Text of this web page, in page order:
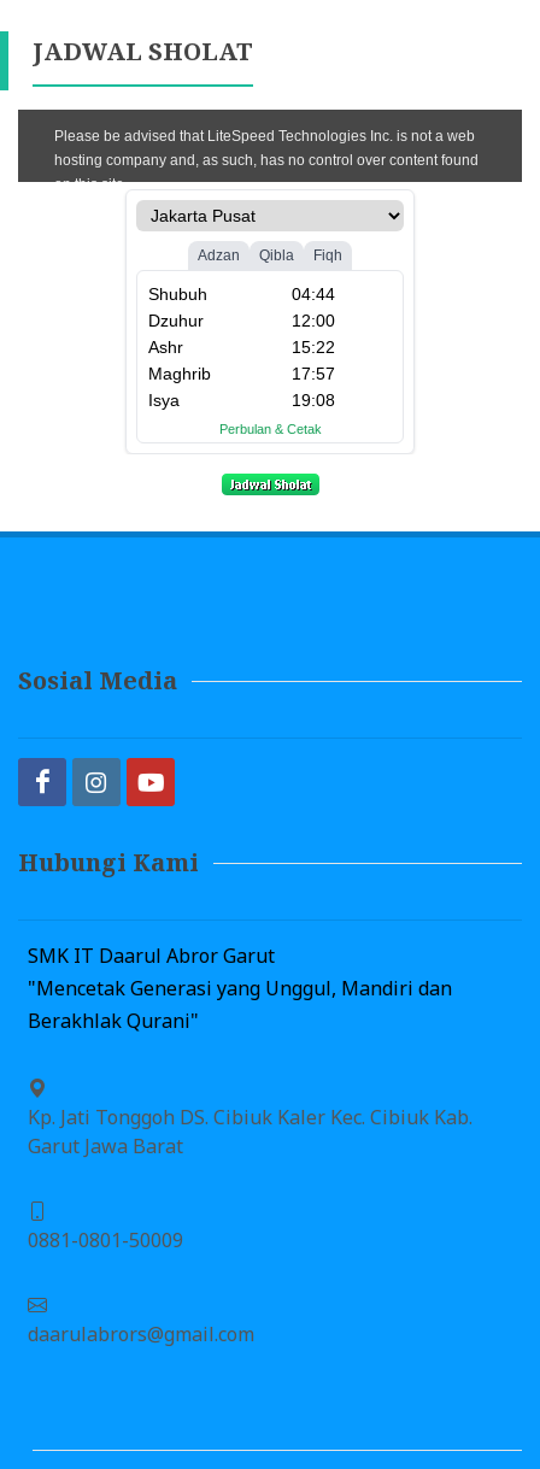
JADWAL SHOLAT
Sosial Media
Hubungi Kami
SMK IT Daarul Abror Garut
"Mencetak Generasi yang Unggul, Mandiri dan
Berakhlak Qurani"
Kp. Jati Tonggoh DS. Cibiuk Kaler Kec. Cibiuk Kab.
Garut Jawa Barat
0881-0801-50009
daarulabrors@gmail.com